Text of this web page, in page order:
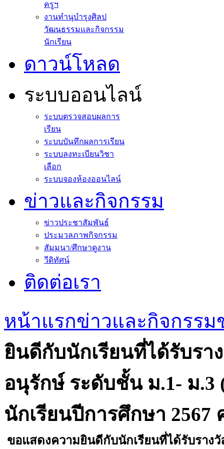
ครูฯ
งานทำนุบำรุงศิลป
วัฒนธรรมและกิจกรรม
นักเรียน
ดาวน์โหลด
ระบบออนไลน์
ระบบตรวจสอบผลการ
เรียน
ระบบบันทึกผลการเรียน
ระบบลงทะเบียนวิชา
เลือก
ระบบจองห้องออนไลน์
ข่าวและกิจกรรม
ข่าวประชาสัมพันธ์
ประมวลภาพกิจกรรม
สัมมนา/ศึกษาดูงาน
วีดิทัศน์
ติดต่อเรา
หน้าแรกข่าวและกิจกรรม
ยินดีกับนักเรียนที่ได้รับร
อนุรักษ์ ระดับชั้น ม.1- ม
นักเรียนปีการศึกษา 2567
ขอแสดงความยินดีกับนักเรียนที่ได้รับราง